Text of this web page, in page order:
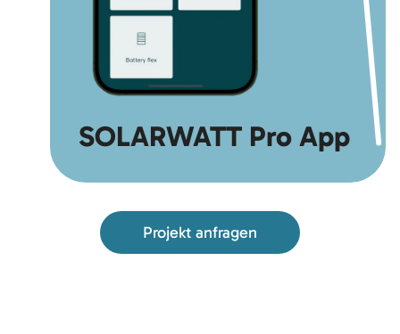
SOLARWATT Pro App
Projekt anfragen